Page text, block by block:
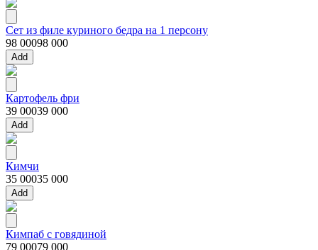
Сет из филе куриного бедра на 1 персону
98 00098 000
Add
Картофель фри
39 00039 000
Add
Кимчи
35 00035 000
Add
Кимпаб с говядиной
79 00079 000